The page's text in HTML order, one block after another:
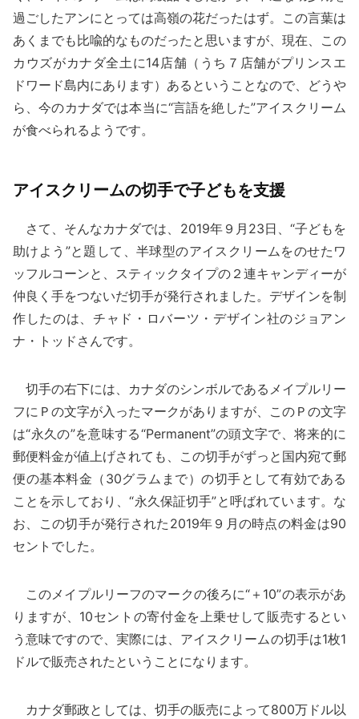
過ごしたアンにとっては高嶺の花だったはず。この言葉は
あくまでも比喩的なものだったと思いますが、現在、この
カウズがカナダ全土に14店舗（うち７店舗がプリンスエ
ドワード島内にあります）あるということなので、どうや
ら、今のカナダでは本当に“言語を絶した”アイスクリーム
が食べられるようです。
アイスクリームの切手で子どもを支援
さて、そんなカナダでは、2019年９月23日、“子どもを
助けよう”と題して、半球型のアイスクリームをのせたワ
ッフルコーンと、スティックタイプの２連キャンディーが
仲良く手をつないだ切手が発行されました。デザインを制
作したのは、チャド・ロバーツ・デザイン社のジョアン
ナ・トッドさんです。
切手の右下には、カナダのシンボルであるメイプルリー
フにＰの文字が入ったマークがありますが、このＰの文字
は“永久の”を意味する“Permanent”の頭文字で、将来的に
郵便料金が値上げされても、この切手がずっと国内宛て郵
便の基本料金（30グラムまで）の切手として有効である
ことを示しており、“永久保証切手”と呼ばれています。な
お、この切手が発行された2019年９月の時点の料金は90
セントでした。
このメイプルリーフのマークの後ろに“＋10”の表示があ
りますが、10セントの寄付金を上乗せして販売するとい
う意味ですので、実際には、アイスクリームの切手は1枚1
ドルで販売されたということになります。
カナダ郵政としては、切手の販売によって800万ドル以